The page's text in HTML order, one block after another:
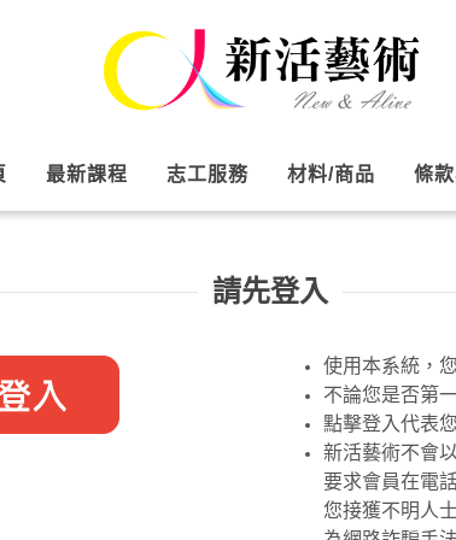
最新課程 志工服務 材料/商品 條
請先登入
使用本系統，
不論您是否第
點擊登入代表
新活藝術不會
要求會員在電
您接獲不明人